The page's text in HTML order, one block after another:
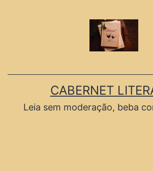
CABERNET
Leia sem moderação, beba